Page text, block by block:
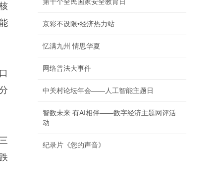
京彩不设限•经济热力站
忆满九州 情思华夏
网络普法大事件
中关村论坛年会——人工智能主题日
智数未来 有AI相伴——数字经济主题网评活
动
纪录片《您的声音》